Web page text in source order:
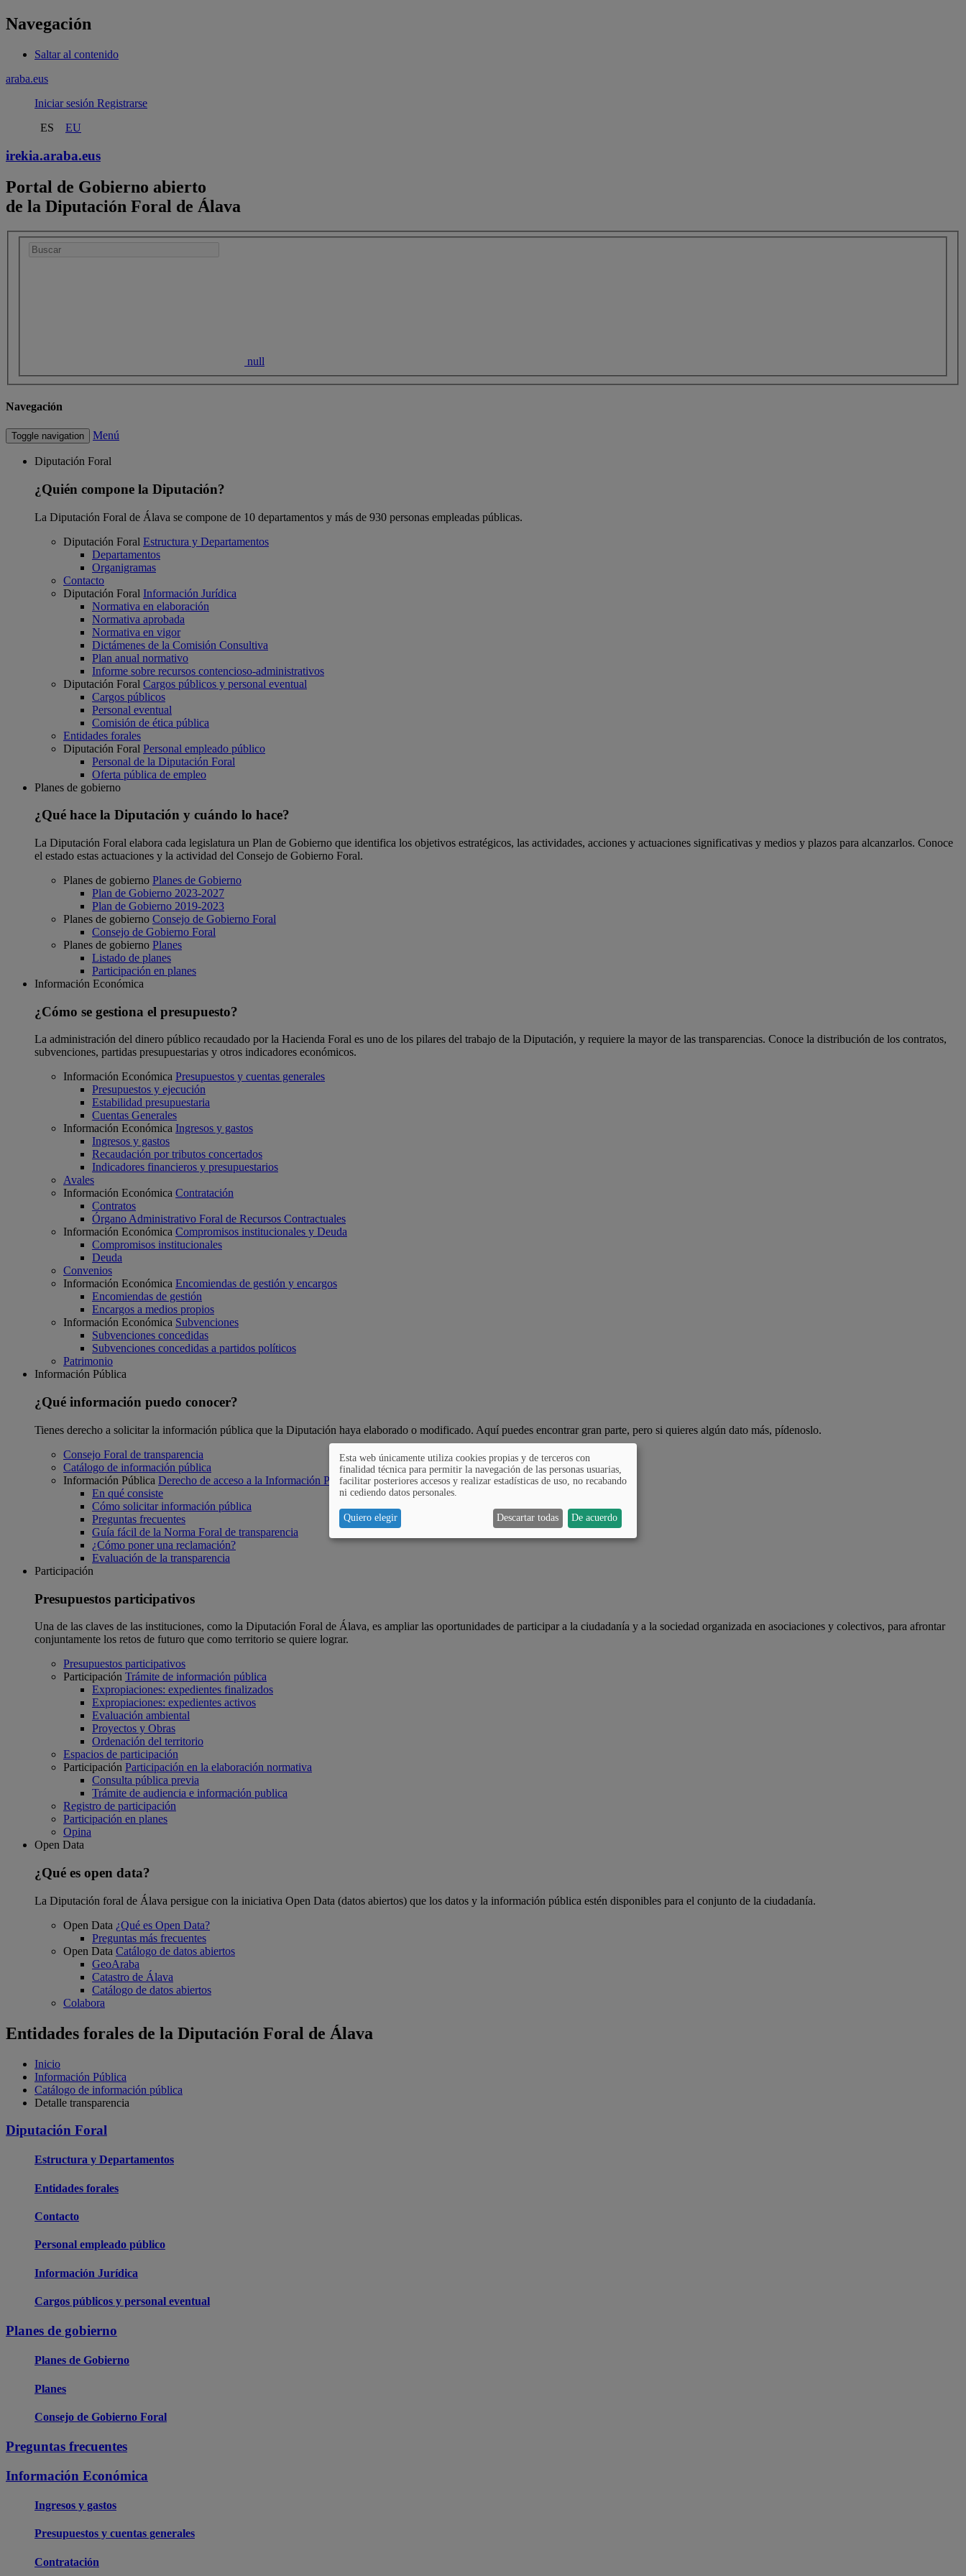
Navegación
Saltar al contenido
araba.eus
Iniciar sesión Registrarse
ES
EU
irekia.araba.eus
Portal de Gobierno abierto
de la Diputación Foral de Álava
null
Navegación
Toggle navigation Menú
Diputación Foral
¿Quién compone la Diputación?
La Diputación Foral de Álava se compone de 10 departamentos y más de 930 personas empleadas públicas.
Diputación Foral Estructura y Departamentos
Departamentos
Organigramas
Contacto
Diputación Foral Información Jurídica
Normativa en elaboración
Normativa aprobada
Normativa en vigor
Dictámenes de la Comisión Consultiva
Plan anual normativo
Informe sobre recursos contencioso-administrativos
Diputación Foral Cargos públicos y personal eventual
Cargos públicos
Personal eventual
Comisión de ética pública
Entidades forales
Diputación Foral Personal empleado público
Personal de la Diputación Foral
Oferta pública de empleo
Planes de gobierno
¿Qué hace la Diputación y cuándo lo hace?
La Diputación Foral elabora cada legislatura un Plan de Gobierno que identifica los objetivos estratégicos, las actividades, acciones y actuaciones significativas y medios y plazos para alcanzarlos. Conoce
el estado estas actuaciones y la actividad del Consejo de Gobierno Foral.
Planes de gobierno Planes de Gobierno
Plan de Gobierno 2023-2027
Plan de Gobierno 2019-2023
Planes de gobierno Consejo de Gobierno Foral
Consejo de Gobierno Foral
Planes de gobierno Planes
Listado de planes
Participación en planes
Información Económica
¿Cómo se gestiona el presupuesto?
La administración del dinero público recaudado por la Hacienda Foral es uno de los pilares del trabajo de la Diputación, y requiere la mayor de las transparencias. Conoce la distribución de los contratos,
subvenciones, partidas presupuestarias y otros indicadores económicos.
Información Económica Presupuestos y cuentas generales
Presupuestos y ejecución
Estabilidad presupuestaria
Cuentas Generales
Información Económica Ingresos y gastos
Ingresos y gastos
Recaudación por tributos concertados
Indicadores financieros y presupuestarios
Avales
Información Económica Contratación
Contratos
Órgano Administrativo Foral de Recursos Contractuales
Información Económica Compromisos institucionales y Deuda
Compromisos institucionales
Deuda
Convenios
Información Económica Encomiendas de gestión y encargos
Encomiendas de gestión
Encargos a medios propios
Información Económica Subvenciones
Subvenciones concedidas
Subvenciones concedidas a partidos políticos
Patrimonio
Información Pública
¿Qué información puedo conocer?
Tienes derecho a solicitar la información pública que la Diputación haya elaborado o modificado. Aquí puedes encontrar gran parte, pero si quieres algún dato más, pídenoslo.
Consejo Foral de transparencia
Catálogo de información pública
Información Pública Derecho de acceso a la Información Pública
En qué consiste
Cómo solicitar información pública
Preguntas frecuentes
Guía fácil de la Norma Foral de transparencia
¿Cómo poner una reclamación?
Evaluación de la transparencia
Participación
Presupuestos participativos
Una de las claves de las instituciones, como la Diputación Foral de Álava, es ampliar las oportunidades de participar a la ciudadanía y a la sociedad organizada en asociaciones y colectivos, para afrontar
conjuntamente los retos de futuro que como territorio se quiere lograr.
Presupuestos participativos
Participación Trámite de información pública
Expropiaciones: expedientes finalizados
Expropiaciones: expedientes activos
Evaluación ambiental
Proyectos y Obras
Ordenación del territorio
Espacios de participación
Participación Participación en la elaboración normativa
Consulta pública previa
Trámite de audiencia e información publica
Registro de participación
Participación en planes
Opina
Open Data
¿Qué es open data?
La Diputación foral de Álava persigue con la iniciativa Open Data (datos abiertos) que los datos y la información pública estén disponibles para el conjunto de la ciudadanía.
Open Data ¿Qué es Open Data?
Preguntas más frecuentes
Open Data Catálogo de datos abiertos
GeoAraba
Catastro de Álava
Catálogo de datos abiertos
Colabora
Entidades forales de la Diputación Foral de Álava
Inicio
Información Pública
Catálogo de información pública
Detalle transparencia
Diputación Foral
Estructura y Departamentos
Entidades forales
Contacto
Personal empleado público
Información Jurídica
Cargos públicos y personal eventual
Planes de gobierno
Planes de Gobierno
Planes
Consejo de Gobierno Foral
Preguntas frecuentes
Información Económica
Ingresos y gastos
Presupuestos y cuentas generales
Contratación
Esta web únicamente utiliza cookies propias y de terceros con
finalidad técnica para permitir la navegación de las personas usuarias,
facilitar posteriores accesos y realizar estadísticas de uso, no recabando
ni cediendo datos personales.
Quiero elegir Descartar todas De acuerdo